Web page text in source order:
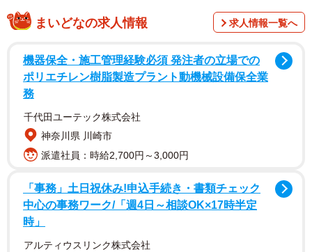
まいどなの求人情報 求人情報一覧へ
機器保全・施工管理経験必須 発注者の立場での
ポリエチレン樹脂製造プラント動機械設備保全業
務
千代田ユーテック株式会社
神奈川県 川崎市
派遣社員：時給2,700円～3,000円
「事務」土日祝休み!申込手続き・書類チェック
中心の事務ワーク/「週4日～相談OK×17時半定
時」
アルティウスリンク株式会社